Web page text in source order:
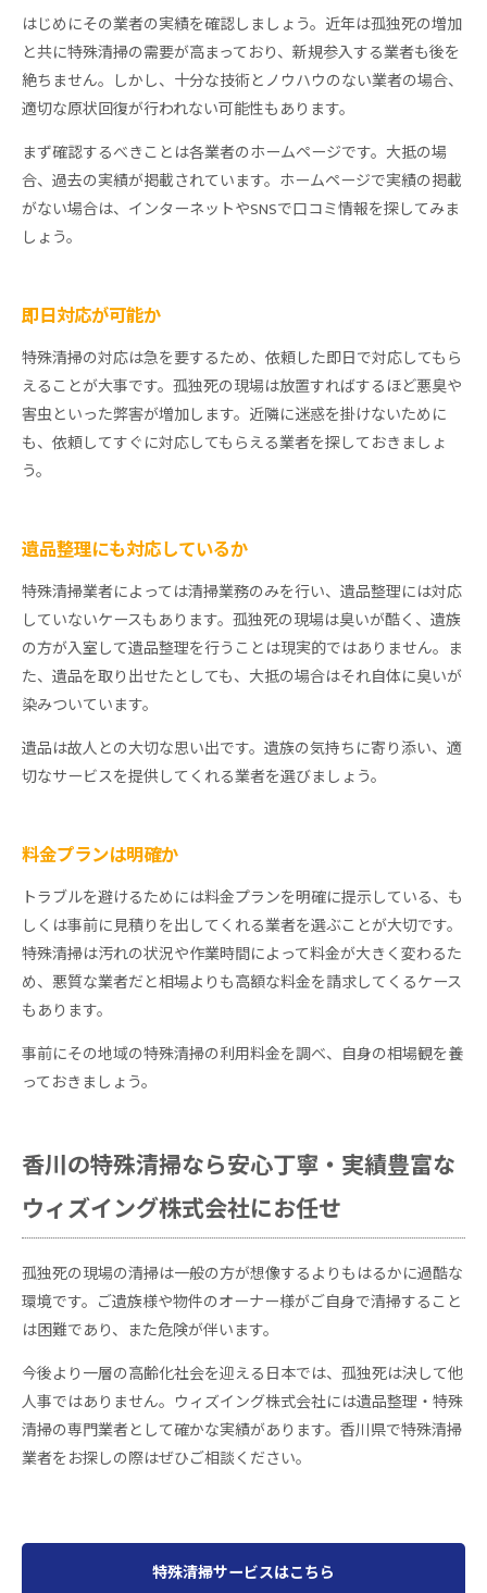
はじめにその業者の実績を確認しましょう。近年は孤独死の増加
と共に特殊清掃の需要が高まっており、新規参入する業者も後を
絶ちません。しかし、十分な技術とノウハウのない業者の場合、
適切な原状回復が行われない可能性もあります。
まず確認するべきことは各業者のホームページです。大抵の場
合、過去の実績が掲載されています。ホームページで実績の掲載
がない場合は、インターネットやSNSで口コミ情報を探してみま
しょう。
即日対応が可能か
特殊清掃の対応は急を要するため、依頼した即日で対応してもら
えることが大事です。孤独死の現場は放置すればするほど悪臭や
害虫といった弊害が増加します。近隣に迷惑を掛けないために
も、依頼してすぐに対応してもらえる業者を探しておきましょ
う。
遺品整理にも対応しているか
特殊清掃業者によっては清掃業務のみを行い、遺品整理には対応
していないケースもあります。孤独死の現場は臭いが酷く、遺族
の方が入室して遺品整理を行うことは現実的ではありません。ま
た、遺品を取り出せたとしても、大抵の場合はそれ自体に臭いが
染みついています。
遺品は故人との大切な思い出です。遺族の気持ちに寄り添い、適
切なサービスを提供してくれる業者を選びましょう。
料金プランは明確か
トラブルを避けるためには料金プランを明確に提示している、も
しくは事前に見積りを出してくれる業者を選ぶことが大切です。
特殊清掃は汚れの状況や作業時間によって料金が大きく変わるた
め、悪質な業者だと相場よりも高額な料金を請求してくるケース
もあります。
事前にその地域の特殊清掃の利用料金を調べ、自身の相場観を養
っておきましょう。
香川の特殊清掃なら安心丁寧・実績豊富な
ウィズイング株式会社にお任せ
孤独死の現場の清掃は一般の方が想像するよりもはるかに過酷な
環境です。ご遺族様や物件のオーナー様がご自身で清掃すること
は困難であり、また危険が伴います。
今後より一層の高齢化社会を迎える日本では、孤独死は決して他
人事ではありません。ウィズイング株式会社には遺品整理・特殊
清掃の専門業者として確かな実績があります。香川県で特殊清掃
業者をお探しの際はぜひご相談ください。
特殊清掃サービスはこちら